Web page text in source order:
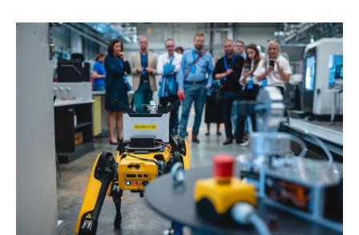
například při implantaci, je klíčové, aby byl co nejví